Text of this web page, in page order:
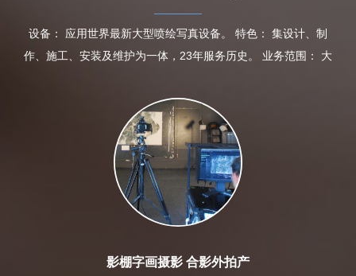
设备： 应用世界最新大型喷绘写真设备。 特色： 集设计、制
作、施工、安装及维护为一体，23年服务历史。 业务范围： 大
影棚字画摄影 合影外拍产